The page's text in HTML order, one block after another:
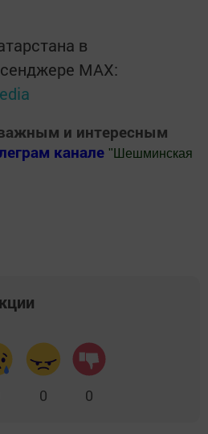
в
MАХ:
и интересным
канале " Шешминская
0 0